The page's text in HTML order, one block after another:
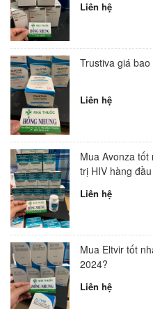
Liên hệ
Trustiva giá
Liên hệ
Mua Avonza
trị HIV hàng
Liên hệ
Mua Eltvir tốt
2024?
Liên hệ